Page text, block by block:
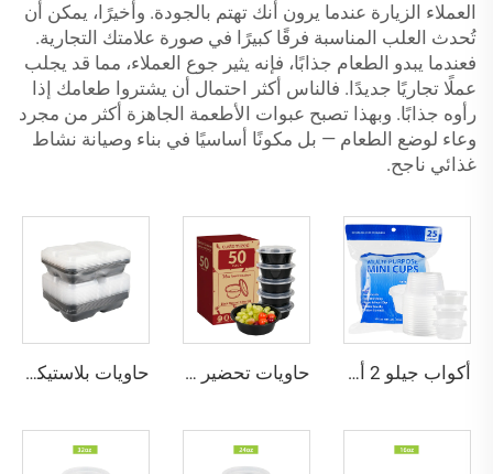
العملاء الزيارة عندما يرون أنك تهتم بالجودة. وأخيرًا، يمكن أن
تُحدث العلب المناسبة فرقًا كبيرًا في صورة علامتك التجارية.
فعندما يبدو الطعام جذابًا، فإنه يثير جوع العملاء، مما قد يجلب
عملًا تجاريًا جديدًا. فالناس أكثر احتمال أن يشتروا طعامك إذا
رأوه جذابًا. وبهذا تصبح عبوات الأطعمة الجاهزة أكثر من مجرد
وعاء لوضع الطعام — بل مكونًا أساسيًا في بناء وصيانة نشاط
غذائي ناجح.
أكواب جيلو 2 أونصة مع أغطية، أكواب بلاستيكية قوية وآمنة للطعام تستخدم لمرة واحدة للصلصات والتوابل، حاويات صغيرة للصلصة والسلطة حاويات تحضير وجبات دائرية سوداء بسعة 42 أونصة حاويات بلاستيكية لإعداد الوجبات بـ 3 أقسام